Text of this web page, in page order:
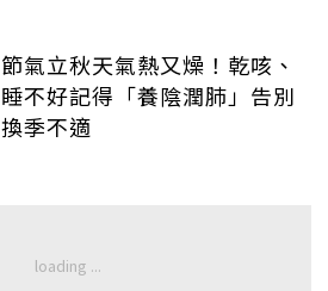
節氣立秋天氣熱又燥！乾咳、
睡不好記得「養陰潤肺」告別
換季不適